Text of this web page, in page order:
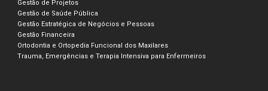
Gestão de Projetos
Gestão de Saúde Pública
Gestão Estratégica de Negócios e Pessoas
Gestão Financeira
Ortodontia e Ortopedia Funcional dos Maxilares
Trauma, Emergências e Terapia Intensiva para Enfermeiros